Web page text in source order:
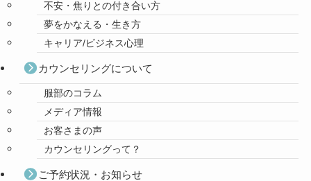
不安・焦りとの付き合い方
夢をかなえる・生き方
キャリア/ビジネス心理
カウンセリングについて
服部のコラム
メディア情報
お客さまの声
カウンセリングって？
ご予約状況・お知らせ